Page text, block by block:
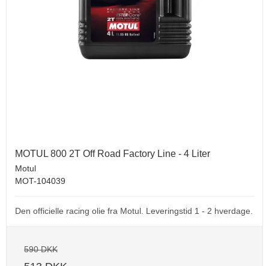
MOTUL 800 2T Off Road Factory Line - 4 Liter
Motul
MOT-104039
Den officielle racing olie fra Motul. Leveringstid 1 - 2 hverdage.
590 DKK